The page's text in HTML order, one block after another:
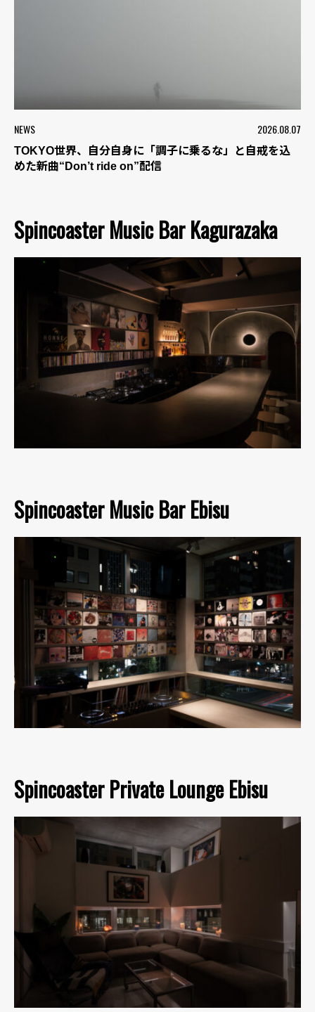
NEWS 2026.08.07
TOKYO世界、自分自身に「調子に乗るな」と自戒を込
めた新曲“Don’t ride on”配信
Spincoaster Music Bar Kagurazaka
Spincoaster Music Bar Ebisu
Spincoaster Private Lounge Ebisu